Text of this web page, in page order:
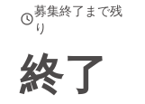
募集終了まで残
り
終了